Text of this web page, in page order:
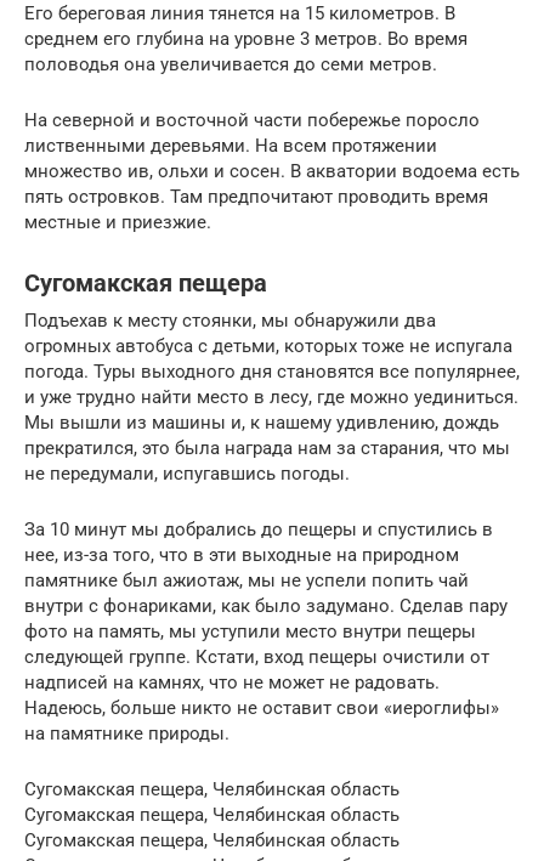
Его береговая линия тянется на 15 километров. В
среднем его глубина на уровне 3 метров. Во время
половодья она увеличивается до семи метров.
На северной и восточной части побережье поросло
лиственными деревьями. На всем протяжении
множество ив, ольхи и сосен. В акватории водоема есть
пять островков. Там предпочитают проводить время
местные и приезжие.
Сугомакская пещера
Подъехав к месту стоянки, мы обнаружили два
огромных автобуса с детьми, которых тоже не испугала
погода. Туры выходного дня становятся все популярнее,
и уже трудно найти место в лесу, где можно уединиться.
Мы вышли из машины и, к нашему удивлению, дождь
прекратился, это была награда нам за старания, что мы
не передумали, испугавшись погоды.
За 10 минут мы добрались до пещеры и спустились в
нее, из-за того, что в эти выходные на природном
памятнике был ажиотаж, мы не успели попить чай
внутри с фонариками, как было задумано. Сделав пару
фото на память, мы уступили место внутри пещеры
следующей группе. Кстати, вход пещеры очистили от
надписей на камнях, что не может не радовать.
Надеюсь, больше никто не оставит свои «иероглифы»
на памятнике природы.
Сугомакская пещера, Челябинская область
Сугомакская пещера, Челябинская область
Сугомакская пещера, Челябинская область